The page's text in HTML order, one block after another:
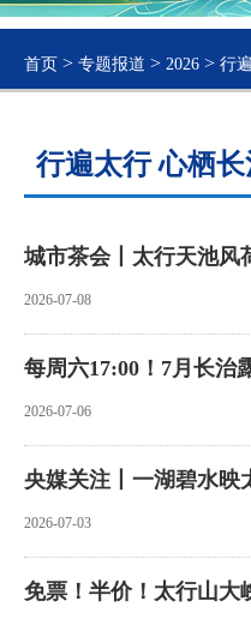
首页 > 专题报道 > 2026 > 行
行遍太行 心栖长
城市茶会丨太行天池风
2026-07-08
每周六17:00！7月长治
2026-07-06
央媒关注丨一湖碧水映
2026-07-03
免票！半价！太行山大